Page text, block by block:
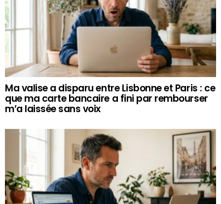
Ma valise a disparu entre Lisbonne et Paris : ce
que ma carte bancaire a fini par rembourser
m’a laissée sans voix